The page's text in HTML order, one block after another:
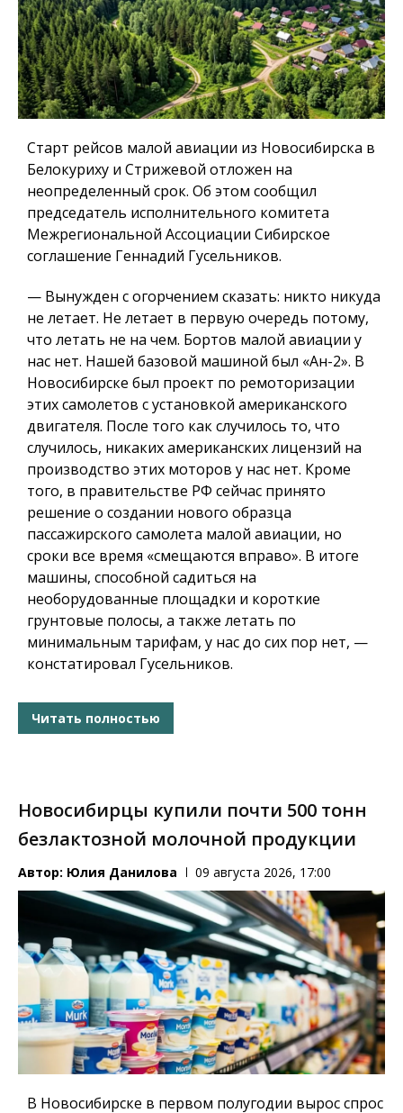
Старт рейсов малой авиации из Новосибирска в
Белокуриху и Стрижевой отложен на
неопределенный срок. Об этом сообщил
председатель исполнительного комитета
Межрегиональной Ассоциации Сибирское
соглашение Геннадий Гусельников.
— Вынужден с огорчением сказать: никто никуда
не летает. Не летает в первую очередь потому,
что летать не на чем. Бортов малой авиации у
нас нет. Нашей базовой машиной был «Ан-2». В
Новосибирске был проект по ремоторизации
этих самолетов с установкой американского
двигателя. После того как случилось то, что
случилось, никаких американских лицензий на
производство этих моторов у нас нет. Кроме
того, в правительстве РФ сейчас принято
решение о создании нового образца
пассажирского самолета малой авиации, но
сроки все время «смещаются вправо». В итоге
машины, способной садиться на
необорудованные площадки и короткие
грунтовые полосы, а также летать по
минимальным тарифам, у нас до сих пор нет, —
констатировал Гусельников.
Читать полностью
Новосибирцы купили почти 500 тонн
безлактозной молочной продукции
Автор: Юлия Данилова 09 августа 2026, 17:00
В Новосибирске в первом полугодии вырос спрос